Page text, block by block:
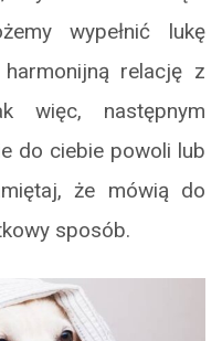
wypełnić lukę
relację z
więc, następnym
do ciebie powoli lub
że mówią do
sposób.